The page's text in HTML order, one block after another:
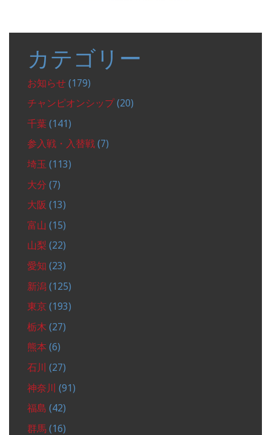
カテゴリー
お知らせ (179)
チャンピオンシップ(20)
千葉 (141)
参入戦・入替戦 (7)
埼玉 (113)
大分 (7)
大阪 (13)
富山 (15)
山梨 (22)
愛知 (23)
新潟 (125)
東京 (193)
栃木 (27)
熊本 (6)
石川 (27)
神奈川 (91)
福島 (42)
群馬 (16)